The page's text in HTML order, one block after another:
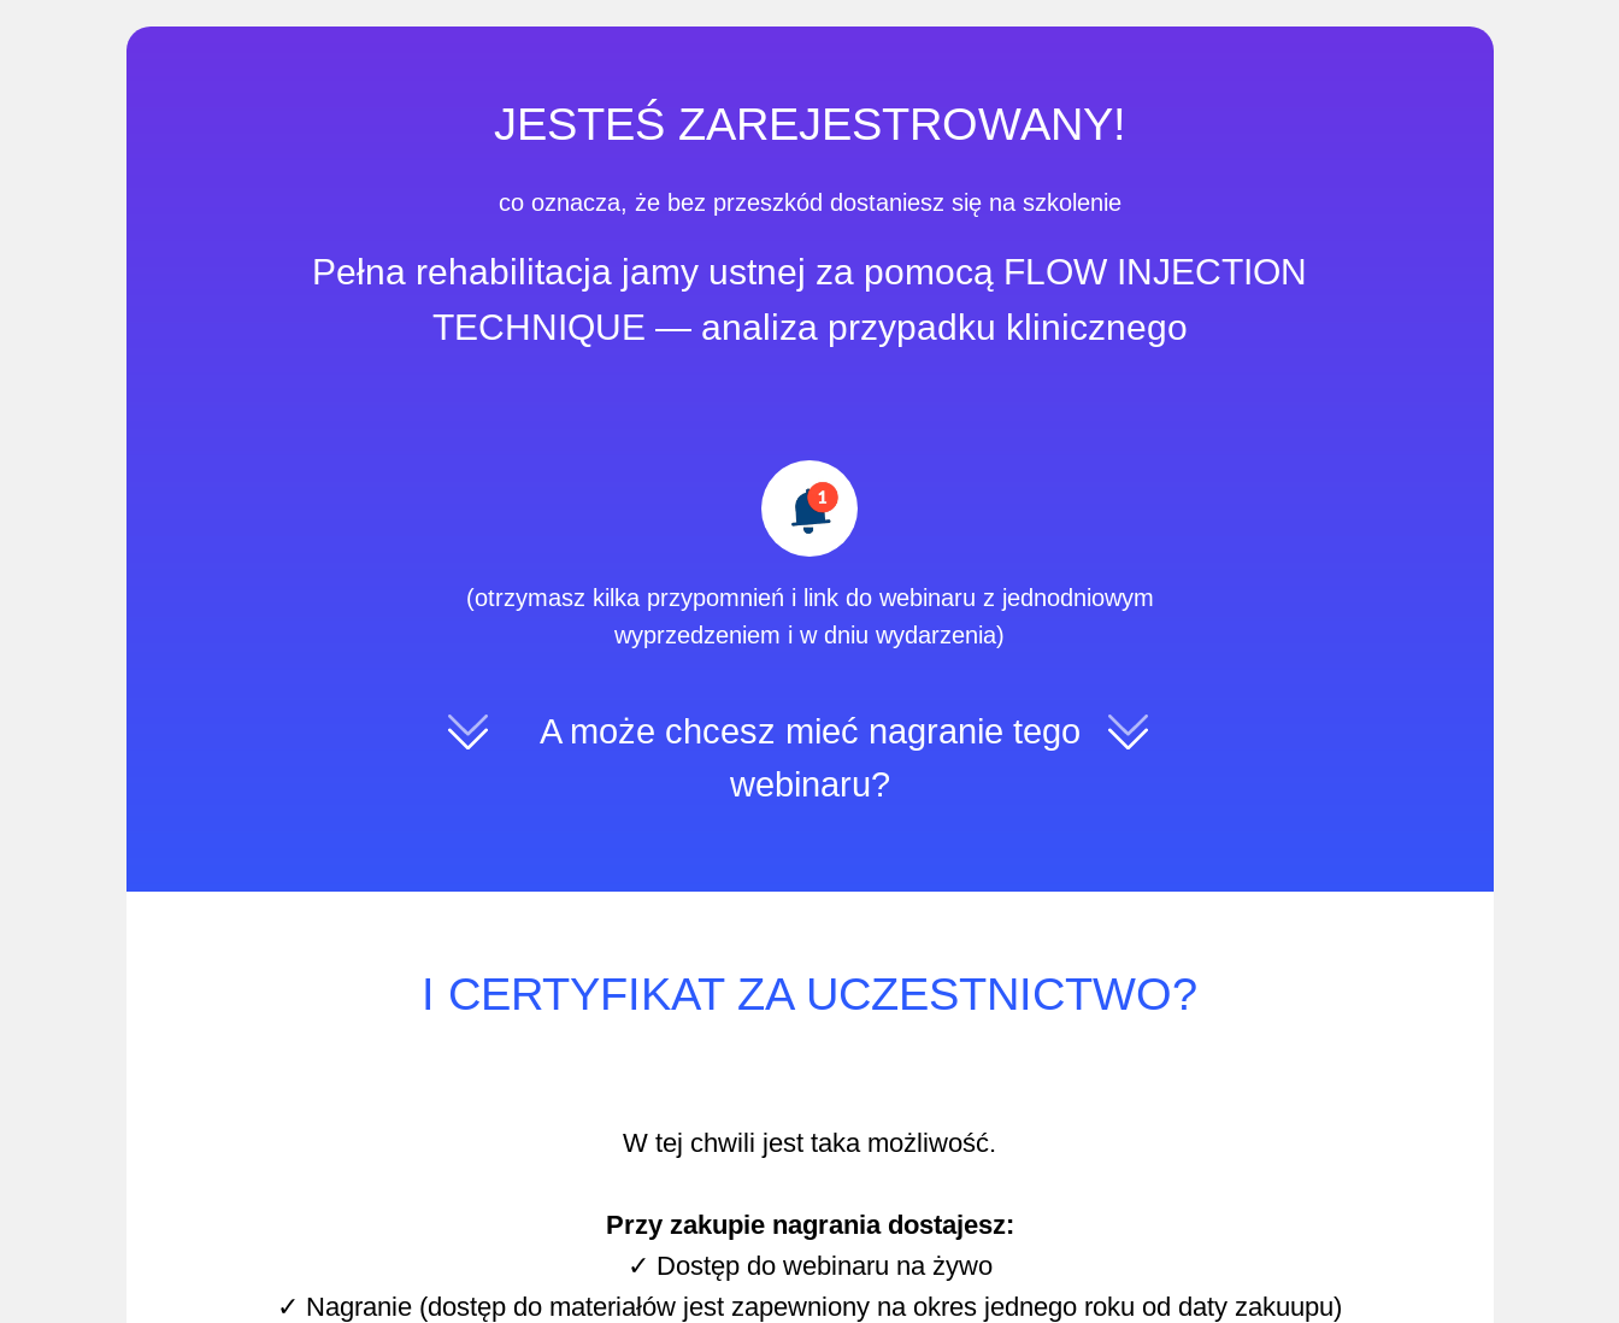
JESTEŚ ZAREJESTROWANY!
co oznacza, że ​​bez przeszkód dostaniesz się na szkolenie
Pełna rehabilitacja jamy ustnej za pomocą FLOW INJECTION
TECHNIQUE — analiza przypadku klinicznego
(otrzymasz kilka przypomnień i link do webinaru z jednodniowym
wyprzedzeniem i w dniu wydarzenia)
A może chcesz mieć nagranie tego
webinaru?
W tej chwili jest taka możliwość.
Przy zakupie nagrania dostajesz:
✓ Dostęp do webinaru na żywo
✓ Nagranie (dostęp do materiałów jest zapewniony na okres jednego roku od daty zakuupu)
I CERTYFIKAT ZA UCZESTNICTWO?